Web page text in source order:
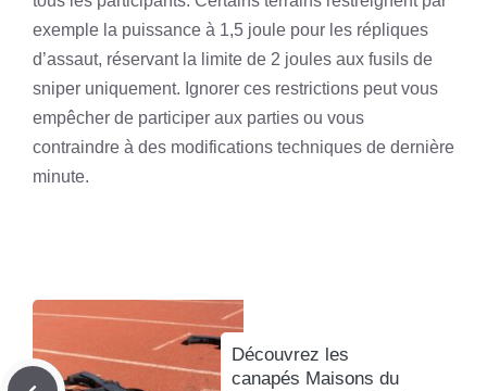
exemple la puissance à 1,5 joule pour les répliques
d’assaut, réservant la limite de 2 joules aux fusils de
sniper uniquement. Ignorer ces restrictions peut vous
empêcher de participer aux parties ou vous
contraindre à des modifications techniques de dernière
minute.
Découvrez les
canapés Maisons du